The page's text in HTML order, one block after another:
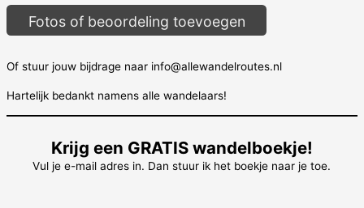
Fotos of beoordeling toevoegen
Of stuur jouw bijdrage naar info@allewandelroutes.nl
Hartelijk bedankt namens alle wandelaars!
Krijg een GRATIS wandelboekje!
Vul je e-mail adres in. Dan stuur ik het boekje naar je toe.